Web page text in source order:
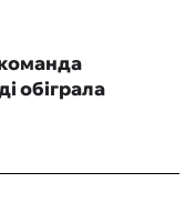
обіграла